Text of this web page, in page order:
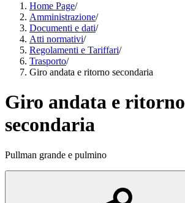
Home Page/
Amministrazione/
Documenti e dati/
Atti normativi/
Regolamenti e Tariffari/
Trasporto/
Giro andata e ritorno secondaria
Giro andata e ritorno
secondaria
Pullman grande e pulmino